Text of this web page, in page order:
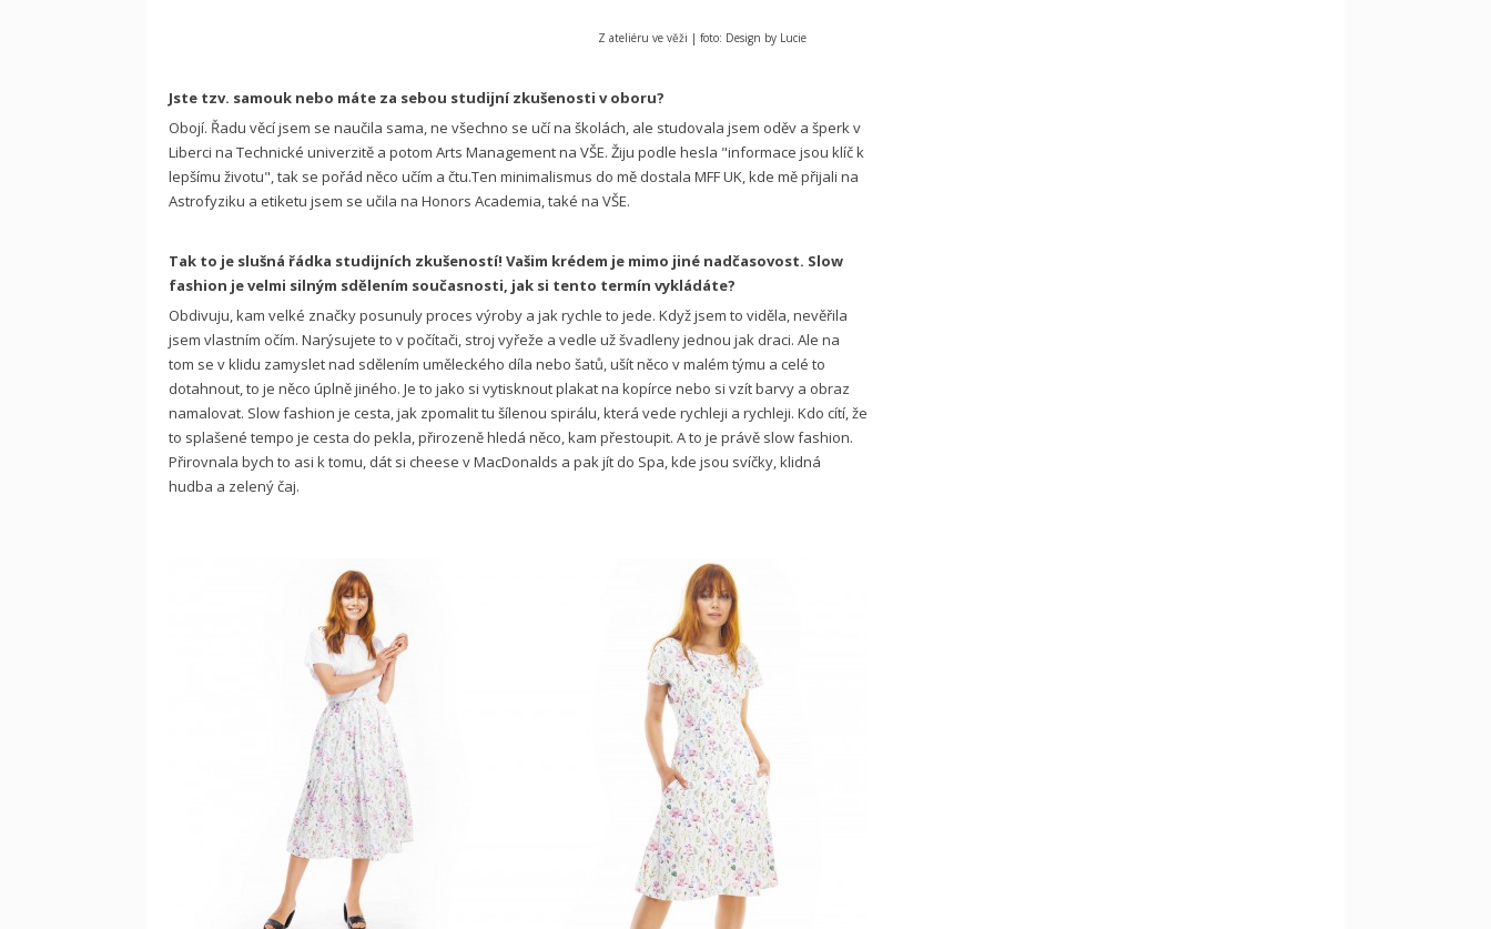
Z ateliéru ve věži | foto: Design by Lucie
Jste tzv. samouk nebo máte za sebou studijní zkušenosti v oboru?
Obojí. Řadu věcí jsem se naučila sama, ne všechno se učí na školách, ale studovala jsem oděv a šperk v
Liberci na Technické univerzitě a potom Arts Management na VŠE. Žiju podle hesla "informace jsou klíč k
lepšímu životu", tak se pořád něco učím a čtu.Ten minimalismus do mě dostala MFF UK, kde mě přijali na
Astrofyziku a etiketu jsem se učila na Honors Academia, také na VŠE.
Tak to je slušná řádka studijních zkušeností! Vašim krédem je mimo jiné nadčasovost. Slow
fashion je velmi silným sdělením současnosti, jak si tento termín vykládáte?
Obdivuju, kam velké značky posunuly proces výroby a jak rychle to jede. Když jsem to viděla, nevěřila
jsem vlastním očím. Narýsujete to v počítači, stroj vyřeže a vedle už švadleny jednou jak draci. Ale na
tom se v klidu zamyslet nad sdělením uměleckého díla nebo šatů, ušít něco v malém týmu a celé to
dotahnout, to je něco úplně jiného. Je to jako si vytisknout plakat na kopírce nebo si vzít barvy a obraz
namalovat. Slow fashion je cesta, jak zpomalit tu šílenou spirálu, která vede rychleji a rychleji. Kdo cítí, že
to splašené tempo je cesta do pekla, přirozeně hledá něco, kam přestoupit. A to je právě slow fashion.
Přirovnala bych to asi k tomu, dát si cheese v MacDonalds a pak jít do Spa, kde jsou svíčky, klidná
hudba a zelený čaj.